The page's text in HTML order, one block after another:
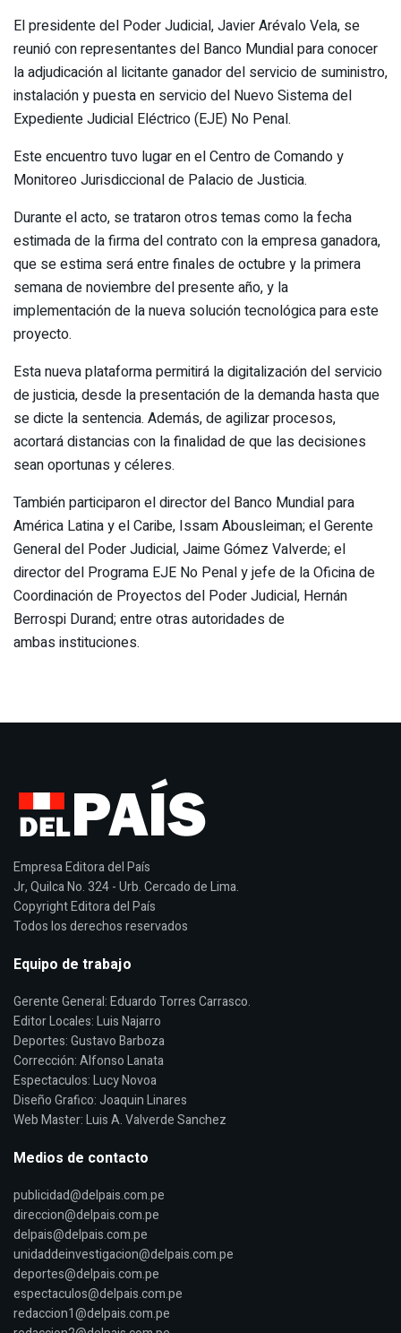
El presidente del Poder Judicial, Javier Arévalo Vela, se
reunió con representantes del Banco Mundial para conocer
la adjudicación al licitante ganador del servicio de suministro,
instalación y puesta en servicio del Nuevo Sistema del
Expediente Judicial Eléctrico (EJE) No Penal.
Este encuentro tuvo lugar en el Centro de Comando y
Monitoreo Jurisdiccional de Palacio de Justicia.
Durante el acto, se trataron otros temas como la fecha
estimada de la firma del contrato con la empresa ganadora,
que se estima será entre finales de octubre y la primera
semana de noviembre del presente año, y la
implementación de la nueva solución tecnológica para este
proyecto.
Esta nueva plataforma permitirá la digitalización del servicio
de justicia, desde la presentación de la demanda hasta que
se dicte la sentencia. Además, de agilizar procesos,
acortará distancias con la finalidad de que las decisiones
sean oportunas y céleres.
También participaron el director del Banco Mundial para
América Latina y el Caribe, Issam Abousleiman; el Gerente
General del Poder Judicial, Jaime Gómez Valverde; el
director del Programa EJE No Penal y jefe de la Oficina de
Coordinación de Proyectos del Poder Judicial, Hernán
Berrospi Durand; entre otras autoridades de
ambas instituciones.
Empresa Editora del País
Jr, Quilca No. 324 - Urb. Cercado de Lima.
Copyright Editora del País
Todos los derechos reservados
Equipo de trabajo
Gerente General: Eduardo Torres Carrasco.
Editor Locales: Luis Najarro
Deportes: Gustavo Barboza
Corrección: Alfonso Lanata
Espectaculos: Lucy Novoa
Diseño Grafico: Joaquin Linares
Web Master: Luis A. Valverde Sanchez
Medios de contacto
publicidad@delpais.com.pe
direccion@delpais.com.pe
delpais@delpais.com.pe
unidaddeinvestigacion@delpais.com.pe
deportes@delpais.com.pe
espectaculos@delpais.com.pe
redaccion1@delpais.com.pe